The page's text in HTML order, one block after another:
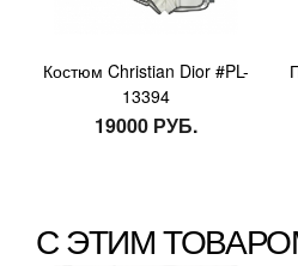
Костюм Christian Dior #PL-
13394
19000 РУБ.
С ЭТИМ